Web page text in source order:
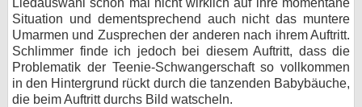
Liedauswahl schon mal nicht wirklich auf ihre momentane
Situation und dementsprechend auch nicht das muntere
Umarmen und Zusprechen der anderen nach ihrem Auftritt.
Schlimmer finde ich jedoch bei diesem Auftritt, dass die
Problematik der Teenie-Schwangerschaft so vollkommen
in den Hintergrund rückt durch die tanzenden Babybäuche,
die beim Auftritt durchs Bild watscheln.